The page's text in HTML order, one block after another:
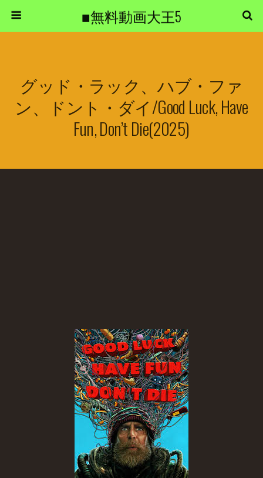
■無料動画大王5
グッド・ラック、ハブ・ファ
ン、ドント・ダイ/Good Luck, Have
Fun, Don’t Die(2025)